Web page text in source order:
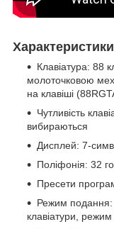
Клавіатура: 88
молоточковою
на клавіші
Чутливість
вибираються
Дисплей: 7-
Поліфонія: 32
Пресети
Режим подання:
клавіатури,